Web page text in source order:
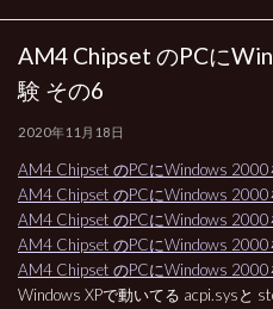
AM4 Chipset のPCに
験 その6
2020年11月18日
AM4 Chipset のPCにWindows
AM4 Chipset のPCにWindows
AM4 Chipset のPCにWindows
AM4 Chipset のPCにWindows
AM4 Chipset のPCにWindows
Windows XPで動いてる acpi.sysと